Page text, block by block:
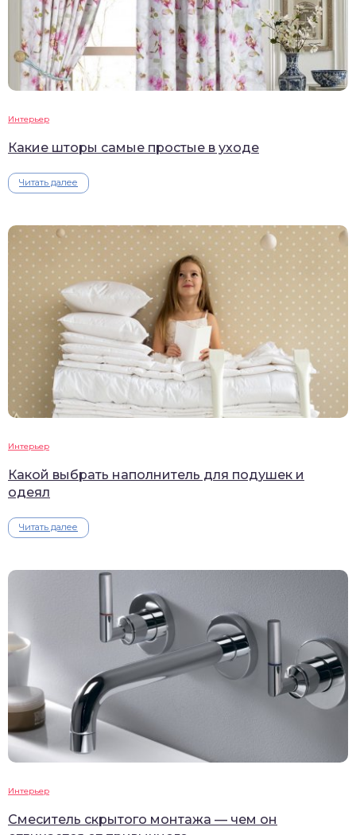
Интерьер
Какие шторы самые простые в уходе
Читать далее
Интерьер
Какой выбрать наполнитель для подушек и
одеял
Читать далее
Интерьер
Смеситель скрытого монтажа — чем он